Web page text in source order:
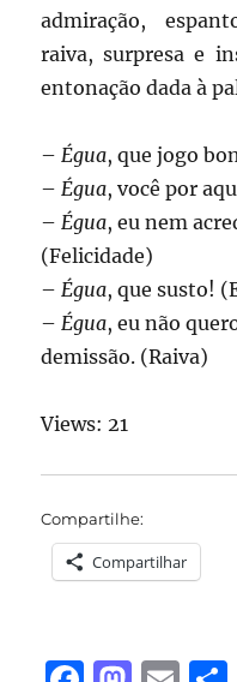
admiração,
raiva, surpresa e
entonação dada à
– Égua, que jogo
– Égua, você por
– Égua, eu nem
(Felicidade)
– Égua, que susto!
– Égua, eu não
demissão. (Raiva)
Views: 21
Compartilhe:
Compartilhar